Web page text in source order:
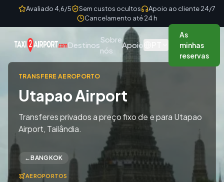
Skip to content
Avaliado 4,6/5 Sem custos ocultos
Apoio ao cliente 24/7
Cancelamento até 24 h
Destinos
Sobre
nós
Apoio
As
minhas
reservas
TRANSFERE AEROPORTO
Utapao Airport
Transferes privados a preço fixo de e para Utapao
Airport, Tailândia.
←BANGKOK
AEROPORTOS